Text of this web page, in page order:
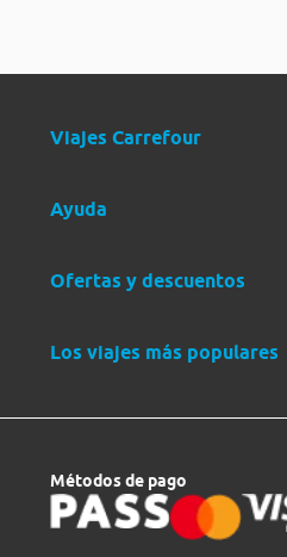
Viajes Carrefour
Ayuda
Ofertas y descuentos
Los viajes más populares
Métodos de pago